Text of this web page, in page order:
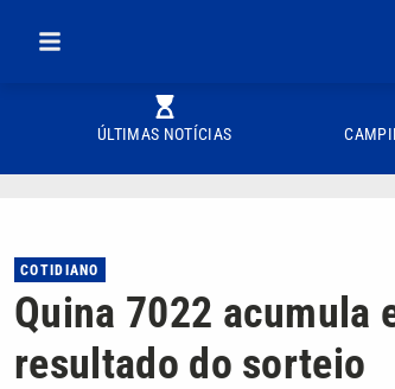
ÚLTIMAS NOTÍCIAS
COTIDIANO
Quina 7022 acumula
resultado do sorteio